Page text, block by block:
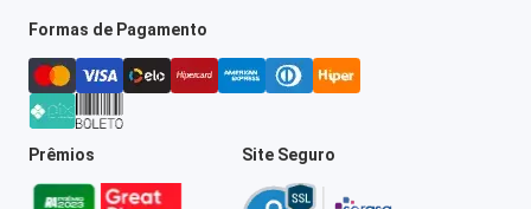
Formas de Pagamento
Prêmios Site Seguro